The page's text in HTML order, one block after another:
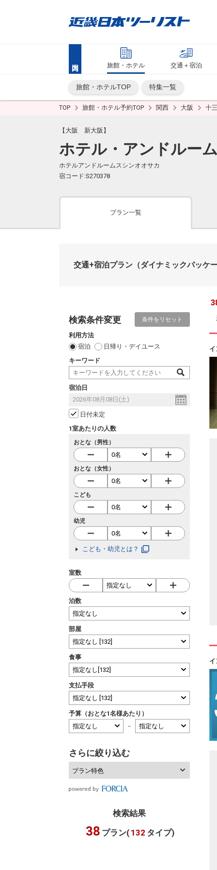
旅館・ホテル 交通＋宿泊
旅館・ホテルTOP 特集一覧
TOP 旅館・ホテル予約TOP 関西 大阪 十
【大阪 新大阪】
ホテル・アンドルー
ホテルアンドルームスシンオオサカ
宿コード:S270378
プラン一覧
交通+宿泊プラン （ダイナミックパッケ
検索条件変更 条件をリセット
利用方法
宿泊
日帰り・デイユース
キーワード
宿泊日
日付未定
1室あたりの人数
おとな（男性）
おとな（女性）
こども
幼児
こども・幼児とは？
室数
泊数
部屋
食事
支払手段
予算（おとな1名様あたり）
～
さらに絞り込む
プラン特色
検索結果
38 プラン( 132 タイプ)